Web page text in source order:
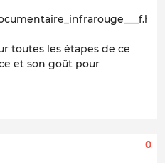
toutes les étapes de ce
et son goût pour
0